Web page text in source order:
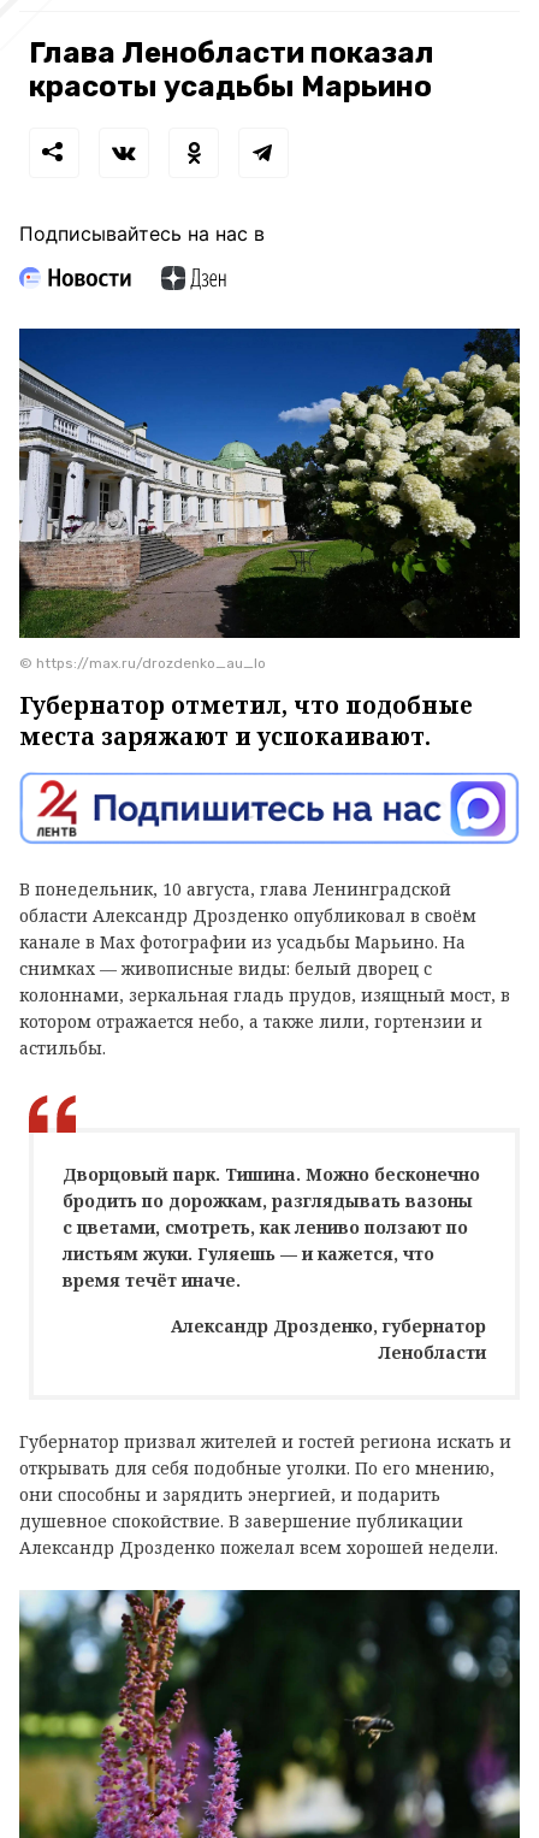
Глава Ленобласти показал
красоты усадьбы Марьино
Подписывайтесь на нас в
© https://max.ru/drozdenko_au_lo
Губернатор отметил, что подобные
места заряжают и успокаивают.
В понедельник, 10 августа, глава Ленинградской
области Александр Дрозденко опубликовал в своём
канале в Max фотографии из усадьбы Марьино. На
снимках — живописные виды: белый дворец с
колоннами, зеркальная гладь прудов, изящный мост, в
котором отражается небо, а также лили, гортензии и
астильбы.
Дворцовый парк. Тишина. Можно бесконечно
бродить по дорожкам, разглядывать вазоны
с цветами, смотреть, как лениво ползают по
листьям жуки. Гуляешь — и кажется, что
время течёт иначе.
Александр Дрозденко, губернатор
Ленобласти
Губернатор призвал жителей и гостей региона искать и
открывать для себя подобные уголки. По его мнению,
они способны и зарядить энергией, и подарить
душевное спокойствие. В завершение публикации
Александр Дрозденко пожелал всем хорошей недели.